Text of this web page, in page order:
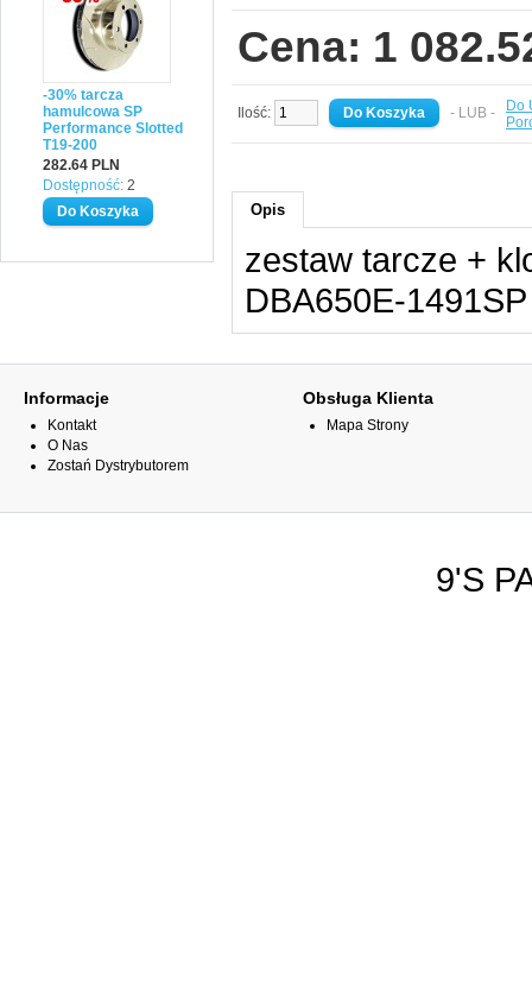
-30% tarcza
hamulcowa SP
Performance Slotted
T19-200
282.64 PLN
Dostępność: 2
Cena: 1
Ilość: - LUB -
Do
Opis
zestaw tarcze +
DBA650E-1491SP
Informacje
Kontakt
O Nas
Zostań Dystrybutorem
Obsługa Klienta
Mapa Strony
9'S